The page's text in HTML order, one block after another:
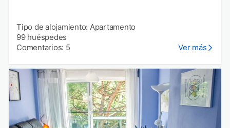
Tipo de alojamiento: Apartamento
99 huéspedes
Comentarios: 5
Ver más